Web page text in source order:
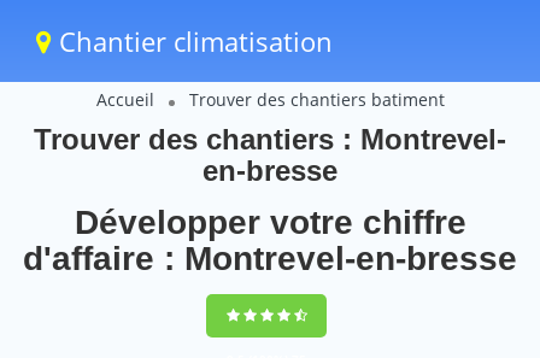
Chantier climatisation
Accueil Trouver des chantiers batiment
Trouver des chantiers : Montrevel-
en-bresse
Développer votre chiffre
d'affaire : Montrevel-en-bresse